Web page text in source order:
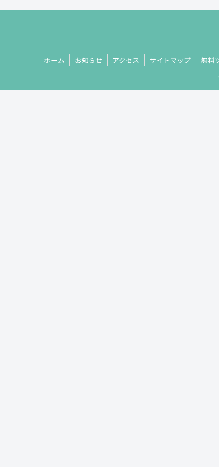
ホーム お知らせ アクセス サイトマップ
無料